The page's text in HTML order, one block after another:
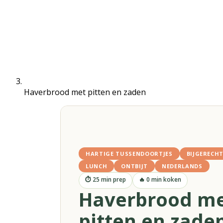
Haverbrood met pitten en zaden
HARTIGE TUSSENDOORTJES
LUNCH
ONTBIJT NEDERLANDS
⏱ 25 min prep 🔥 0 min koken
Haverbrood